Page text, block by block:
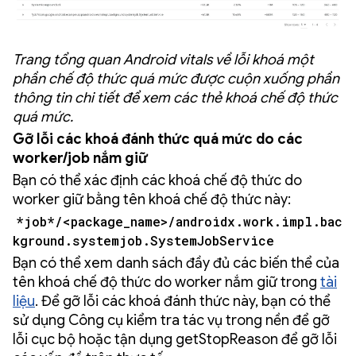
Trang tổng quan Android vitals về lỗi khoá một
phần chế độ thức quá mức được cuộn xuống phần
thông tin chi tiết để xem các thẻ khoá chế độ thức
quá mức.
Gỡ lỗi các khoá đánh thức quá mức do các
worker/job nắm giữ
Bạn có thể xác định các khoá chế độ thức do
worker giữ bằng tên khoá chế độ thức này:
*job*/<package_name>/androidx.work.impl.bac
kground.systemjob.SystemJobService
Bạn có thể xem danh sách đầy đủ các biến thể của
tên khoá chế độ thức do worker nắm giữ trong tài
liệu. Để gỡ lỗi các khoá đánh thức này, bạn có thể
sử dụng Công cụ kiểm tra tác vụ trong nền để gỡ
lỗi cục bộ hoặc tận dụng getStopReason để gỡ lỗi